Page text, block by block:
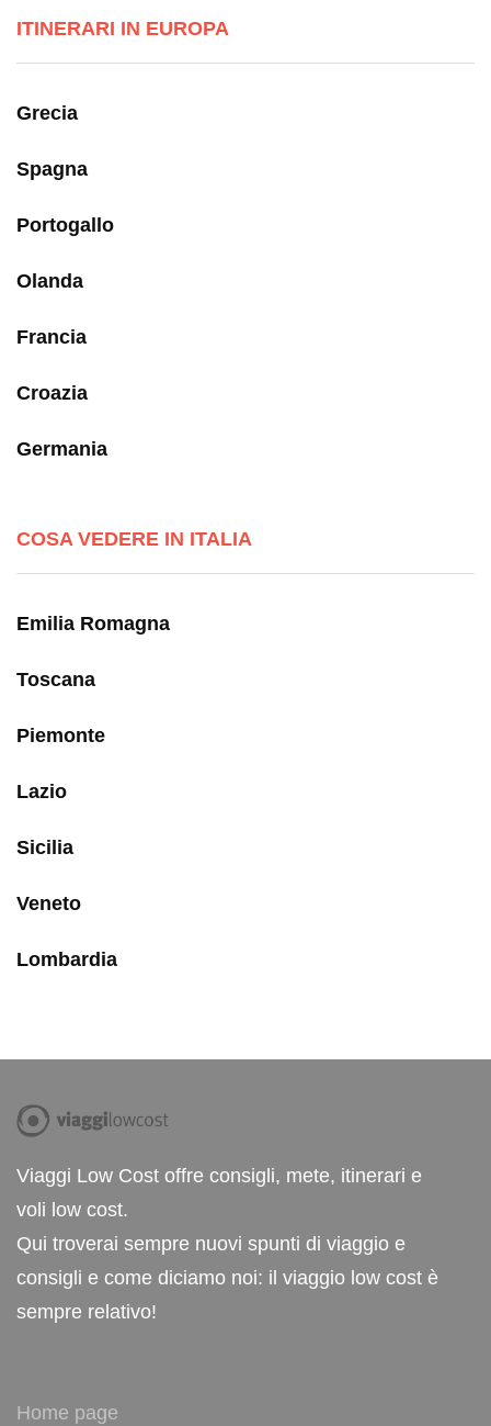
ITINERARI IN EUROPA
Grecia
Spagna
Portogallo
Olanda
Francia
Croazia
Germania
COSA VEDERE IN ITALIA
Emilia Romagna
Toscana
Piemonte
Lazio
Sicilia
Veneto
Lombardia
Viaggi Low Cost offre consigli, mete, itinerari e
voli low cost.
Qui troverai sempre nuovi spunti di viaggio e
consigli e come diciamo noi: il viaggio low cost è
sempre relativo!
Home page